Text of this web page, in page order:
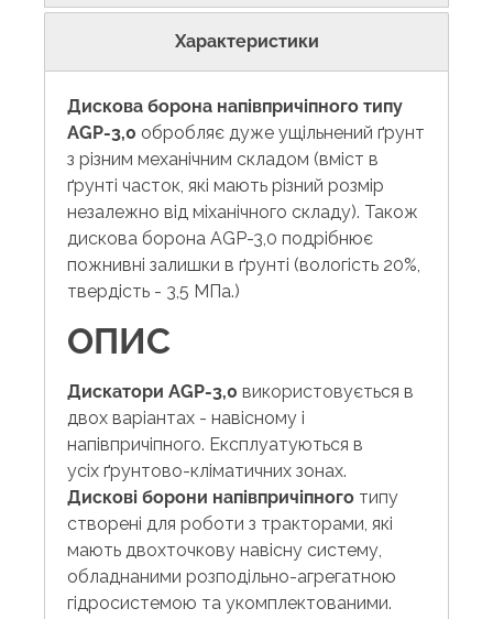
Характеристики
Дискова борона напівпричіпного типу
AGP-3,0 обробляє дуже ущільнений ґрунт
з різним механічним складом (вміст в
ґрунті часток, які мають різний розмір
незалежно від міханічного складу). Також
дискова борона AGP-3,0 подрібнює
пожнивні залишки в ґрунті (вологість 20%,
твердість - 3,5 МПа.)
ОПИС
Дискатори AGP-3,0 використовується в
двох варіантах - навісному і
напівпричіпного. Експлуатуються в
усіх ґрунтово-кліматичних зонах.
Дискові борони напівпричіпного типу
створені для роботи з тракторами, які
мають двохточкову навісну систему,
обладнаними розподільно-агрегатною
гідросистемою та укомплектованими.